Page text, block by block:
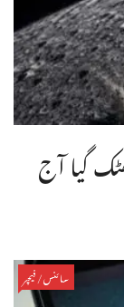
گیا آج
سائنس/فیچر